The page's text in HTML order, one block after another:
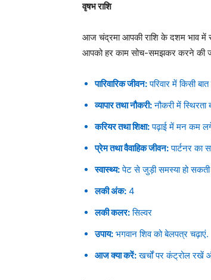
वृषभ राशि
आज चंद्रमा आपकी राशि के दशम भाव में
आपको हर काम सोच-समझकर करने की
पारिवारिक जीवन:परिवार में किसी
व्यापार तथा नौकरी:नौकरी में
करियर तथा शिक्षा:पढ़ाई में मन कम
प्रेम तथा वैवाहिक जीवन:पार्टनर का
स्वास्थ्य:पेट से जुड़ी समस्या हो
लकी अंक: 4
लकी कलर:सिल्वर
उपाय: भगवान शिव को बेलपत्र चढ़ाएं.
आज क्या करें:खर्चों पर कंट्रोल रखें